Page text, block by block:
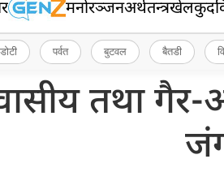
मनोरञ्जनअर्थतन्त्रखेलकुद
डोटी पर्वत बुटवल बैतडी
तथा गैर-